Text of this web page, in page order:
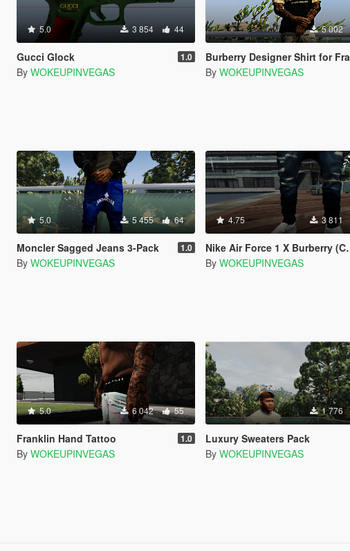
5.0 3 854 44
Gucci Glock 1.0
By WOKEUPINVEGAS
5 002
Burberry Designer Shirt for Franklin
By WOKEUPINVEGAS
5.0 5 455 64
Moncler Sagged Jeans 3-Pack 1.0
By WOKEUPINVEGAS
4.75 3 811
Nike Air Force 1 X Burberry (Custom)
By WOKEUPINVEGAS
5.0 6 042 55
Franklin Hand Tattoo 1.0
By WOKEUPINVEGAS
1 776
Luxury Sweaters Pack
By WOKEUPINVEGAS